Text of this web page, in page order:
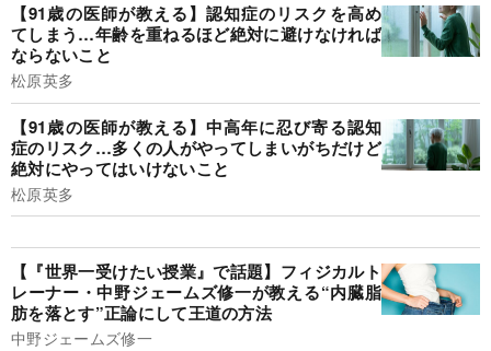
【91歳の医師が教える】認知症のリスクを高め
てしまう…年齢を重ねるほど絶対に避けなければ
ならないこと
松原英多
【91歳の医師が教える】中高年に忍び寄る認知
症のリスク…多くの人がやってしまいがちだけど
絶対にやってはいけないこと
松原英多
【『世界一受けたい授業』で話題】フィジカルト
レーナー・中野ジェームズ修一が教える“内臓脂
肪を落とす”正論にして王道の方法
中野ジェームズ修一